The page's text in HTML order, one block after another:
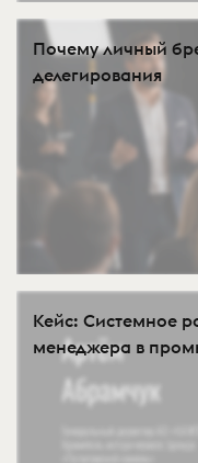
Почему личный
делегирования
Кейс: Системное
менеджера в